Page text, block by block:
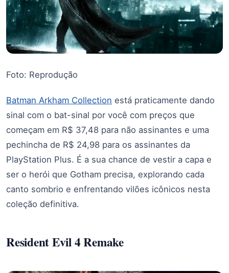
Foto: Reprodução
Batman Arkham Collection está praticamente dando
sinal com o bat-sinal por você com preços que
começam em R$ 37,48 para não assinantes e uma
pechincha de R$ 24,98 para os assinantes da
PlayStation Plus. É a sua chance de vestir a capa e
ser o herói que Gotham precisa, explorando cada
canto sombrio e enfrentando vilões icônicos nesta
coleção definitiva.
Resident Evil 4 Remake